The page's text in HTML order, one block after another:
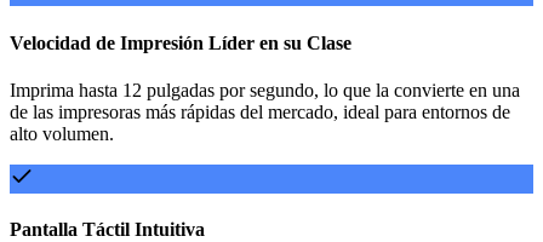
Velocidad de Impresión Líder en su Clase
Imprima hasta 12 pulgadas por segundo, lo que la convierte en una
de las impresoras más rápidas del mercado, ideal para entornos de
alto volumen.
Pantalla Táctil Intuitiva